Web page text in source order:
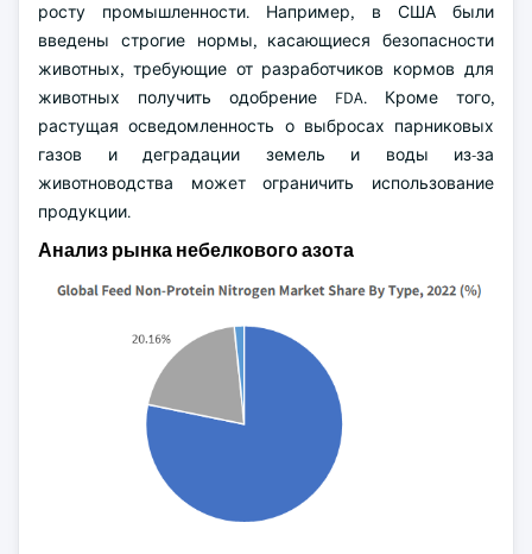
росту промышленности. Например, в США были
введены строгие нормы, касающиеся безопасности
животных, требующие от разработчиков кормов для
животных получить одобрение FDA. Кроме того,
растущая осведомленность о выбросах парниковых
газов и деградации земель и воды из-за
животноводства может ограничить использование
продукции.
Анализ рынка небелкового азота